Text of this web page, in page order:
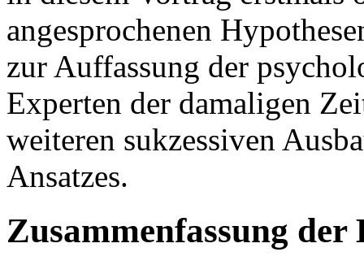
angesprochenen
zur Auffassung der
Experten der damaligen
weiteren sukzessiven
Ansatzes.
Zusammenfassung der